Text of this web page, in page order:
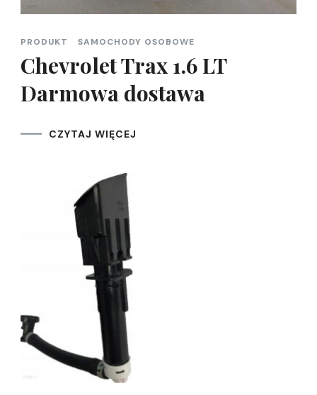
PRODUKT SAMOCHODY OSOBOWE
Chevrolet Trax 1.6 LT
Darmowa dostawa
CZYTAJ WIĘCEJ